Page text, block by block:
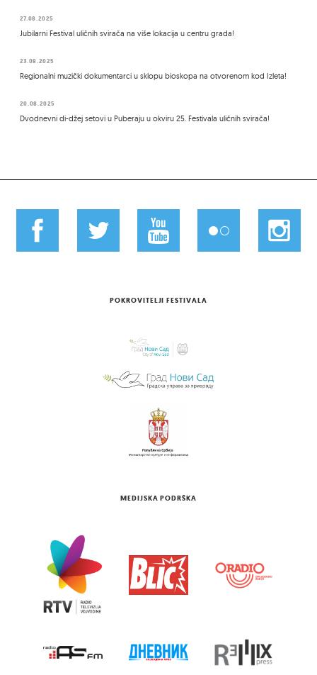
27.08.2025
Jubilarni Festival uličnih svirača na više lokacija u centru grada!
23.08.2025
Regionalni muzički dokumentarci u sklopu bioskopa na otvorenom kod Izleta!
20.08.2025
Dvodnevni di-džej setovi u Puberaju u okviru 25. Festivala uličnih svirača!
POKROVITELJI FESTIVALA
MEDIJSKA PODRŠKA